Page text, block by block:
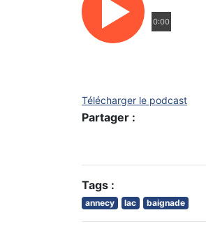
0:00
Télécharger le podcast
Partager :
Tags :
annecy lac baignade